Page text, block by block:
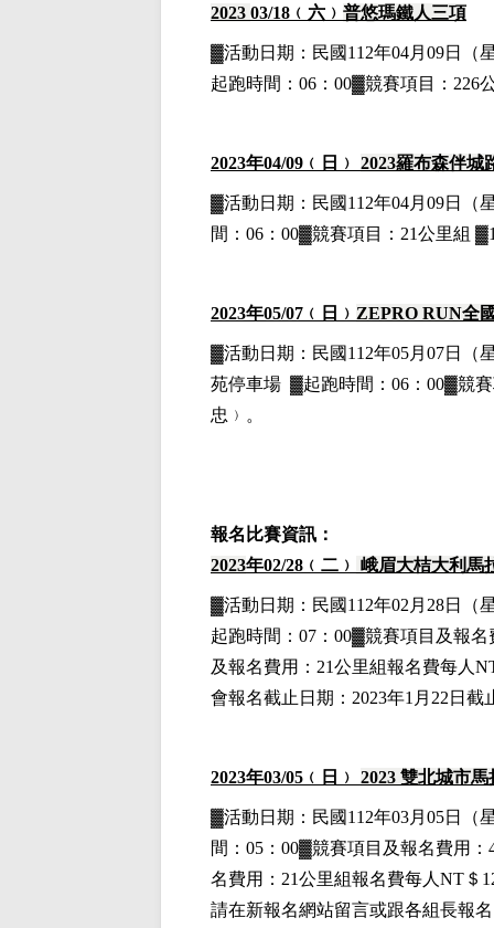
2023 03/18 ﹙六﹚ 普悠瑪鐵人三項
▓活動日期： 民國112年04月09日
（
起跑時間：06：00▓競賽項目：226
2023年04/09 ﹙日﹚ 2023羅布森伴城
▓活動日期： 民國112年04月09日
（
間：06：00▓競賽項目：21公里組
2023年05/07 ﹙日﹚ ZEPRO RUN全
▓活動日期： 民國112年05月07日
（
苑停車場 ▓起跑時間：06：00▓競
忠﹚。
報名比賽資訊：
2023年02/28 ﹙二﹚ 峨眉大桔大利馬
▓活動日期： 民國112年02月28日
（
起跑時間：07：00▓競賽項目 及報名
及報名費用 ：21公里組報名費每人
會報名截止日期：2023年1月22日
2023年03/05 ﹙日﹚ 2023 雙北城市馬
▓活動日期： 民國112年03月05日
（
間：05：00▓競賽項目 及報名費用
名費用 ：21公里組報名費每人NT＄
請在新報名網站留言或跟各組長報名